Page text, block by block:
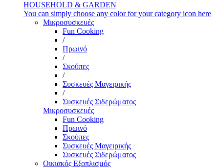
HOUSEHOLD & GARDEN
You can simply choose any color for your category icon here
Μικροσυσκευές
Fun Cooking
/
Πρωινό
/
Σκούπες
/
Συσκευές Μαγειρικής
/
Συσκευές Σιδερώματος
Μικροσυσκευές
Fun Cooking
Πρωινό
Σκούπες
Συσκευές Μαγειρικής
Συσκευές Σιδερώματος
Οικιακός Εξοπλισμός